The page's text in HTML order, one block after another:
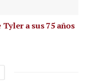
a sus 75 años